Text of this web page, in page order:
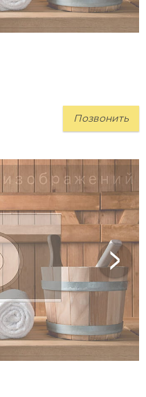
Позвонить